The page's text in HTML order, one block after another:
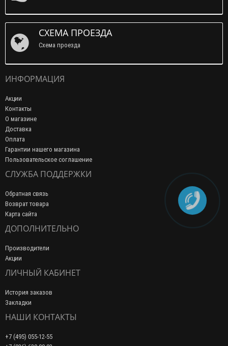
СХЕМА ПРОЕЗДА
Схема проезда
ИНФОРМАЦИЯ
Акции
Контакты
О магазине
Доставка
Оплата
Гарантии нашего магазина
Пользовательское соглашение
СЛУЖБА ПОДДЕРЖКИ
Обратная связь
Возврат товара
Карта сайта
ДОПОЛНИТЕЛЬНО
Производители
Акции
ЛИЧНЫЙ КАБИНЕТ
История заказов
Закладки
НАШИ КОНТАКТЫ
+7 (495) 055-12-55